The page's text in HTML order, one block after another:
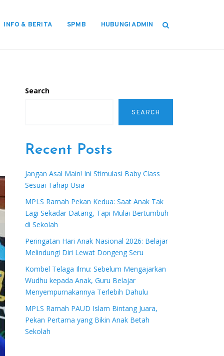
INFO & BERITA SPMB HUBUNGI ADMIN
Search
SEARCH
Recent Posts
Jangan Asal Main! Ini Stimulasi Baby Class
Sesuai Tahap Usia
MPLS Ramah Pekan Kedua: Saat Anak Tak
Lagi Sekadar Datang, Tapi Mulai Bertumbuh
di Sekolah
Peringatan Hari Anak Nasional 2026: Belajar
Melindungi Diri Lewat Dongeng Seru
Kombel Telaga Ilmu: Sebelum Mengajarkan
Wudhu kepada Anak, Guru Belajar
Menyempurnakannya Terlebih Dahulu
MPLS Ramah PAUD Islam Bintang Juara,
Pekan Pertama yang Bikin Anak Betah
Sekolah